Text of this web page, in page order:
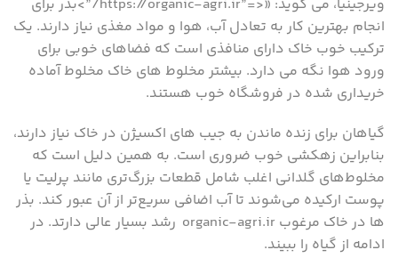
ویرجینیا، می گوید: «<=”https://organic-agri.ir/”>بذر برای
انجام بهترین کار به تعادل آب، هوا و مواد مغذی نیاز دارند. یک
ترکیب خوب خاک دارای منافذی است که فضاهای خوبی برای
ورود هوا نگه می دارد. بیشتر مخلوط های خاک مخلوط آماده
خریداری شده در فروشگاه خوب هستند.
گیاهان برای زنده ماندن به جیب های اکسیژن در خاک نیاز دارند،
بنابراین زهکشی خوب ضروری است. به همین دلیل است که
مخلوط‌های گلدانی اغلب شامل قطعات بزرگ‌تری مانند پرلیت یا
پوست ارکیده می‌شوند تا آب اضافی سریع‌تر از آن عبور کند. بذر
ها در خاک مرغوب organic-agri.ir رشد بسیار عالی دارتد. در
ادامه از گیاه را ببیند.